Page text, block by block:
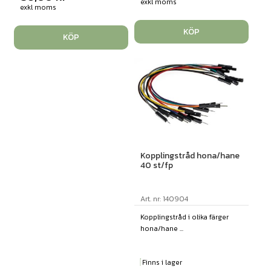
exkl moms
KÖP KÖP
Kopplingstråd hona/hane
40 st/fp
Art. nr: 140904
Kopplingstråd i olika färger
hona/hane ...
Finns i lager